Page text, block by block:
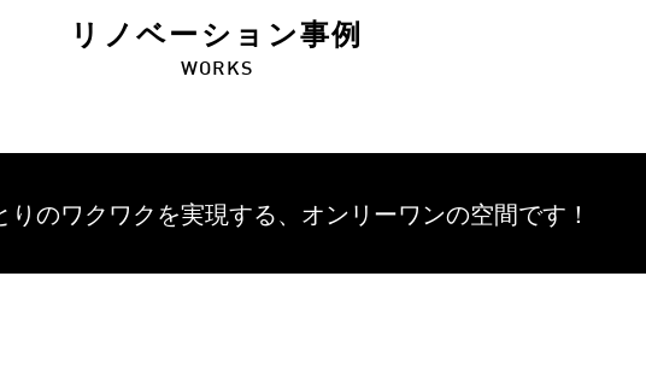
リノベーション事例
WORKS
りのワクワクを実現する、 オンリーワンの空間です！